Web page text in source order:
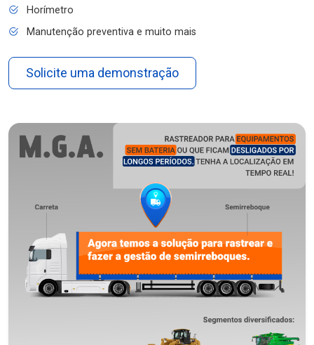
Horímetro
Manutenção preventiva e muito mais
Solicite uma demonstração